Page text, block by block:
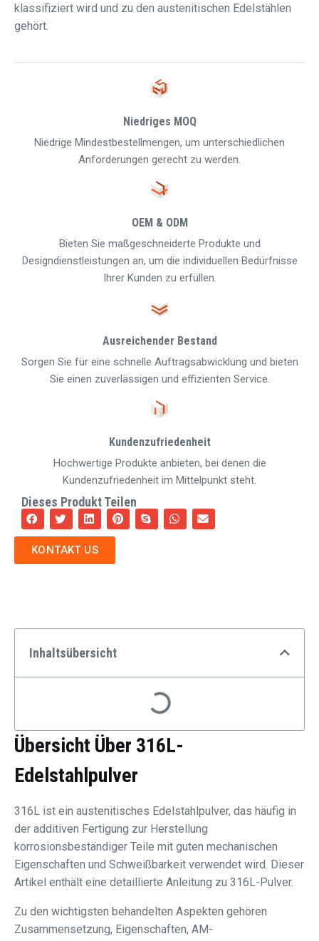
klassifiziert wird und zu den austenitischen Edelstählen
gehört.
Niedriges MOQ
Niedrige Mindestbestellmengen, um unterschiedlichen
Anforderungen gerecht zu werden.
OEM & ODM
Bieten Sie maßgeschneiderte Produkte und
Designdienstleistungen an, um die individuellen Bedürfnisse
Ihrer Kunden zu erfüllen.
Ausreichender Bestand
Sorgen Sie für eine schnelle Auftragsabwicklung und bieten
Sie einen zuverlässigen und effizienten Service.
Kundenzufriedenheit
Hochwertige Produkte anbieten, bei denen die
Kundenzufriedenheit im Mittelpunkt steht.
Dieses Produkt Teilen
KONTAKT US
Inhaltsübersicht
Übersicht Über 316L-
Edelstahlpulver
316L ist ein austenitisches Edelstahlpulver, das häufig in
der additiven Fertigung zur Herstellung
korrosionsbeständiger Teile mit guten mechanischen
Eigenschaften und Schweißbarkeit verwendet wird. Dieser
Artikel enthält eine detaillierte Anleitung zu 316L-Pulver.
Zu den wichtigsten behandelten Aspekten gehören
Zusammensetzung, Eigenschaften, AM-